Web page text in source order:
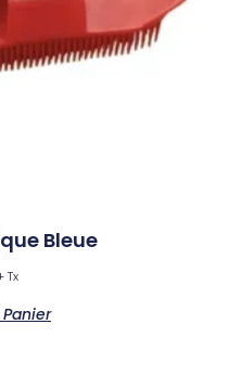
Bleue
Tx